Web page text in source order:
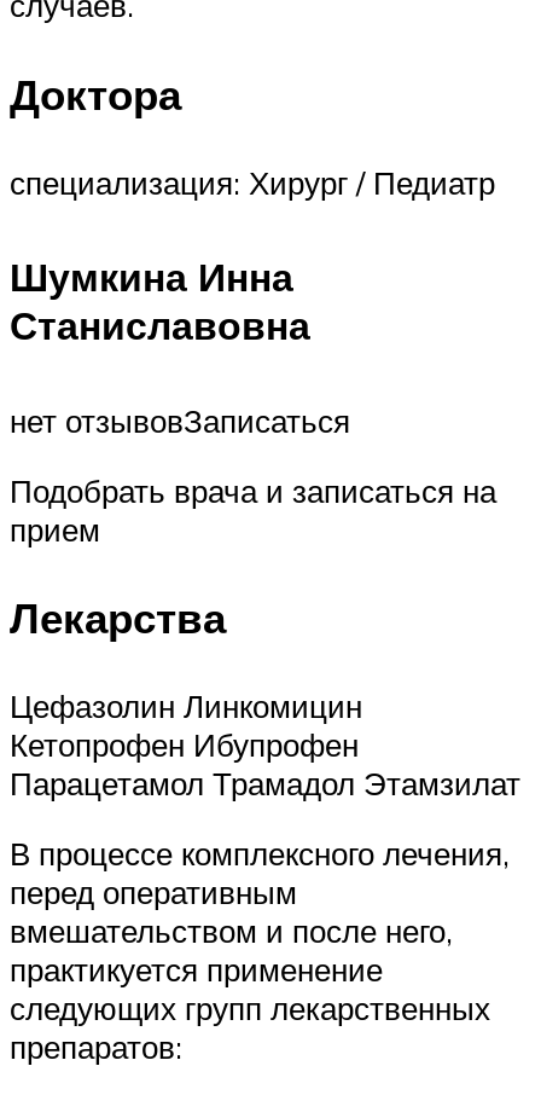
Доктора
специализация: Хирург / Педиатр
Шумкина Инна
Станиславовна
нет отзывовЗаписаться
Подобрать врача и записаться на
прием
Лекарства
Цефазолин Линкомицин
Кетопрофен Ибупрофен
Парацетамол Трамадол Этамзилат
В процессе комплексного лечения,
перед оперативным
вмешательством и после него,
практикуется применение
следующих групп лекарственных
препаратов: